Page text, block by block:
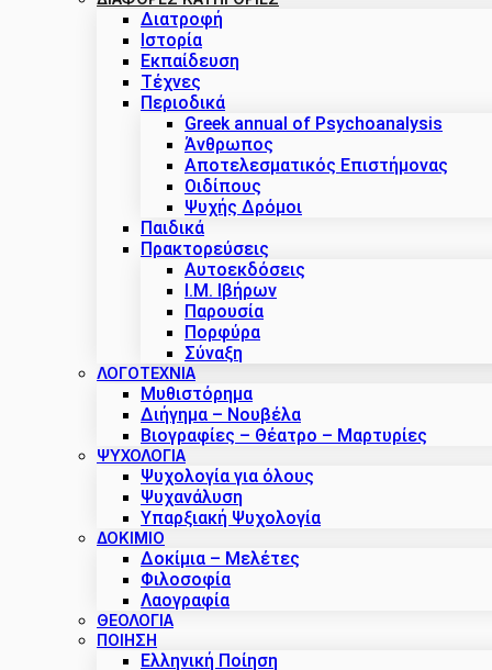
Διατροφή
Ιστορία
Εκπαίδευση
Τέχνες
Περιοδικά
Greek annual of Psychoanalysis
Άνθρωπος
Αποτελεσματικός Επιστήμονας
Οιδίπους
Ψυχής Δρόμοι
Παιδικά
Πρακτoρεύσεις
Αυτοεκδόσεις
Ι.Μ. Ιβήρων
Παρουσία
Πορφύρα
Σύναξη
ΛΟΓΟΤΕΧΝΙΑ
Μυθιστόρημα
Διήγημα – Νουβέλα
Βιογραφίες – Θέατρο – Μαρτυρίες
ΨΥΧΟΛΟΓΙΑ
Ψυχολογία για όλους
Ψυχανάλυση
Υπαρξιακή Ψυχολογία
ΔΟΚΊΜΙΟ
Δοκίμια – Μελέτες
Φιλοσοφία
Λαογραφία
ΘΕΟΛΟΓΙΑ
ΠΟΙΗΣΗ
Ελληνική Ποίηση